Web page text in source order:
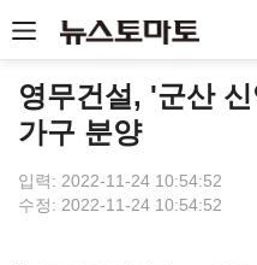
영무건설, '군산
가구 분양
입력: 2022-11-24 10:54:52
수정: 2022-11-24 10:54:52